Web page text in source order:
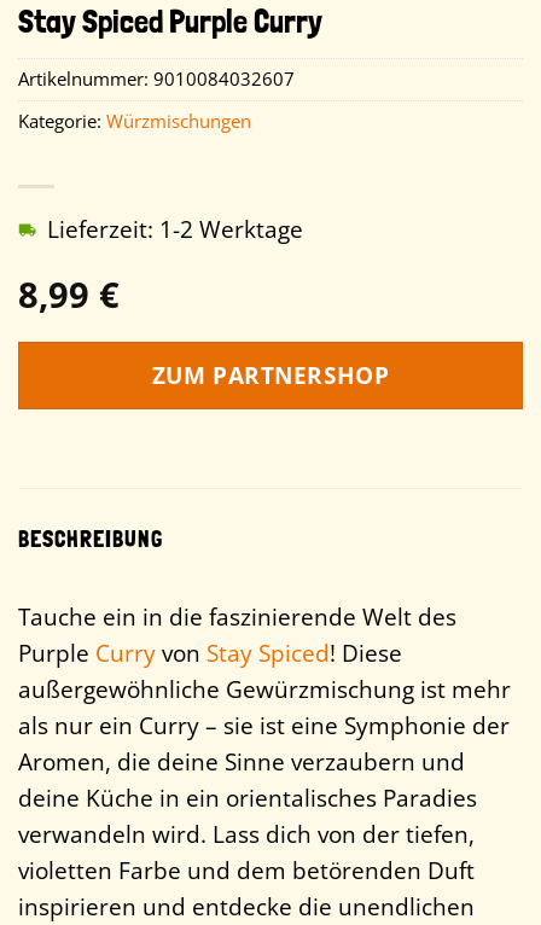
Stay Spiced Purple Curry
8,99 €
Lieferzeit: 1-2 Werktage
ZUM PARTNERSHOP
Artikelnummer: 9010084032607
Kategorie: Würzmischungen
BESCHREIBUNG
Tauche ein in die faszinierende Welt des
Purple Curryvon Stay Spiced! Diese
außergewöhnliche Gewürzmischung ist mehr
als nur ein Curry – sie ist eine Symphonie der
Aromen, die deine Sinne verzaubern und
deine Küche in ein orientalisches Paradies
verwandeln wird. Lass dich von der tiefen,
violetten Farbe und dem betörenden Duft
inspirieren und entdecke die unendlichen